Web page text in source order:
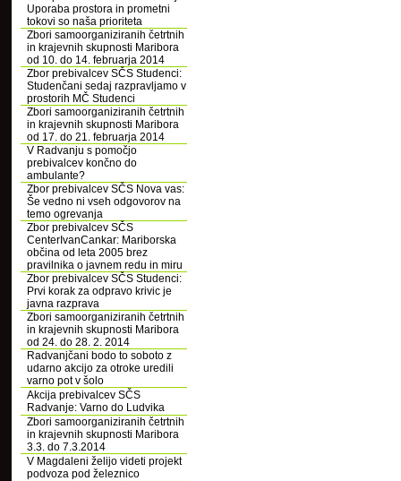
Uporaba prostora in prometni
tokovi so naša prioriteta
Zbori samoorganiziranih četrtnih
in krajevnih skupnosti Maribora
od 10. do 14. februarja 2014
Zbor prebivalcev SČS Studenci:
Studenčani sedaj razpravljamo v
prostorih MČ Studenci
Zbori samoorganiziranih četrtnih
in krajevnih skupnosti Maribora
od 17. do 21. februarja 2014
V Radvanju s pomočjo
prebivalcev končno do
ambulante?
Zbor prebivalcev SČS Nova vas:
Še vedno ni vseh odgovorov na
temo ogrevanja
Zbor prebivalcev SČS
CenterIvanCankar: Mariborska
občina od leta 2005 brez
pravilnika o javnem redu in miru
Zbor prebivalcev SČS Studenci:
Prvi korak za odpravo krivic je
javna razprava
Zbori samoorganiziranih četrtnih
in krajevnih skupnosti Maribora
od 24. do 28. 2. 2014
Radvanjčani bodo to soboto z
udarno akcijo za otroke uredili
varno pot v šolo
Akcija prebivalcev SČS
Radvanje: Varno do Ludvika
Zbori samoorganiziranih četrtnih
in krajevnih skupnosti Maribora
3.3. do 7.3.2014
V Magdaleni želijo videti projekt
podvoza pod železnico